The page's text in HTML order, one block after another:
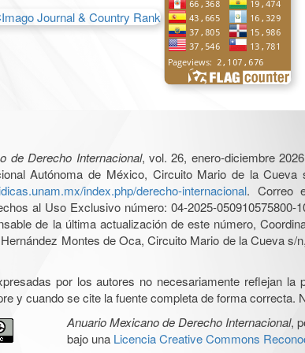
de Derecho Internacional, vol. 26, enero-diciembre
Autónoma de México, Circuito Mario de la
index.php/derecho-internacional. Correo
al Uso Exclusivo número: 04-2025-
de la última actualización de este número,
Montes de Oca, Circuito Mario de la Cueva
por los autores no necesariamente reflejan
y cuando se cite la fuente completa de forma
Anuario Mexicano de Derecho Internacional,
bajo una Licencia Creative Commons